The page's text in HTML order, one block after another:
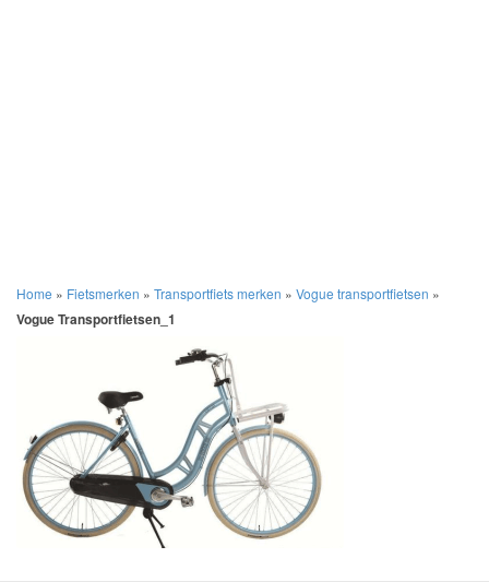
Home » Fietsmerken » Transportfiets merken » Vogue transportfietsen »
Vogue Transportfietsen_1